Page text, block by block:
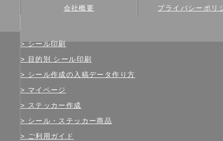
会社概要 プライバシーポリ
シール印刷
目的別 シール印刷
シール作成の入稿データ作り方
マイページ
ステッカー作成
シール・ステッカー商品
ご利用ガイド